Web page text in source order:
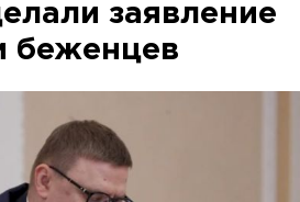
заявление
беженцев